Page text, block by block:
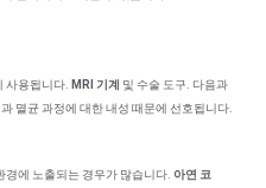
사용됩니다.
MRI 기계 및 수술 도구. 다음과
멸균 과정에 대한 내성 때문에 선호됩니다.
에 노출되는 경우가 많습니다. 아연 코